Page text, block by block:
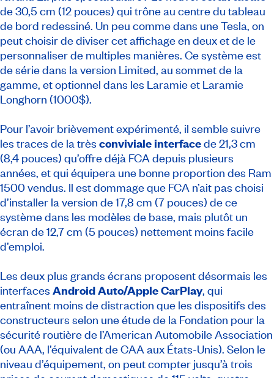
de 30,5 cm (12 pouces) qui trône au centre du tableau
de bord redessiné. Un peu comme dans une Tesla, on
peut choisir de diviser cet affichage en deux et de le
personnaliser de multiples manières. Ce système est
de série dans la version Limited, au sommet de la
gamme, et optionnel dans les Laramie et Laramie
Longhorn (1000$).
Pour l’avoir brièvement expérimenté, il semble suivre
les traces de la très conviviale interfacede 21,3 cm
(8,4 pouces) qu’offre déjà FCA depuis plusieurs
années, et qui équipera une bonne proportion des Ram
1500 vendus. Il est dommage que FCA n’ait pas choisi
d’installer la version de 17,8 cm (7 pouces) de ce
système dans les modèles de base, mais plutôt un
écran de 12,7 cm (5 pouces) nettement moins facile
d’emploi.
Les deux plus grands écrans proposent désormais les
interfaces Android Auto/Apple CarPlay, qui
entraînent moins de distraction que les dispositifs des
constructeurs selon une étude de la Fondation pour la
sécurité routière de l’American Automobile Association
(ou AAA, l’équivalent de CAA aux États-Unis). Selon le
niveau d’équipement, on peut compter jusqu’à trois